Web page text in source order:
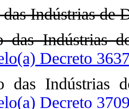
das Indústrias
das Indústrias
Decreto
das
Decreto